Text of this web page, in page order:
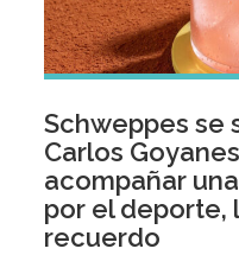
Schweppes se
Carlos
acompañar
por el deporte,
recuerdo